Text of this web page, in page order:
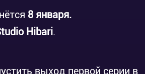
8 января.
Hibari.
выход первой серии в